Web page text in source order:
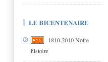
LE BICENTENAIRE
1810-2010 Notre
histoire